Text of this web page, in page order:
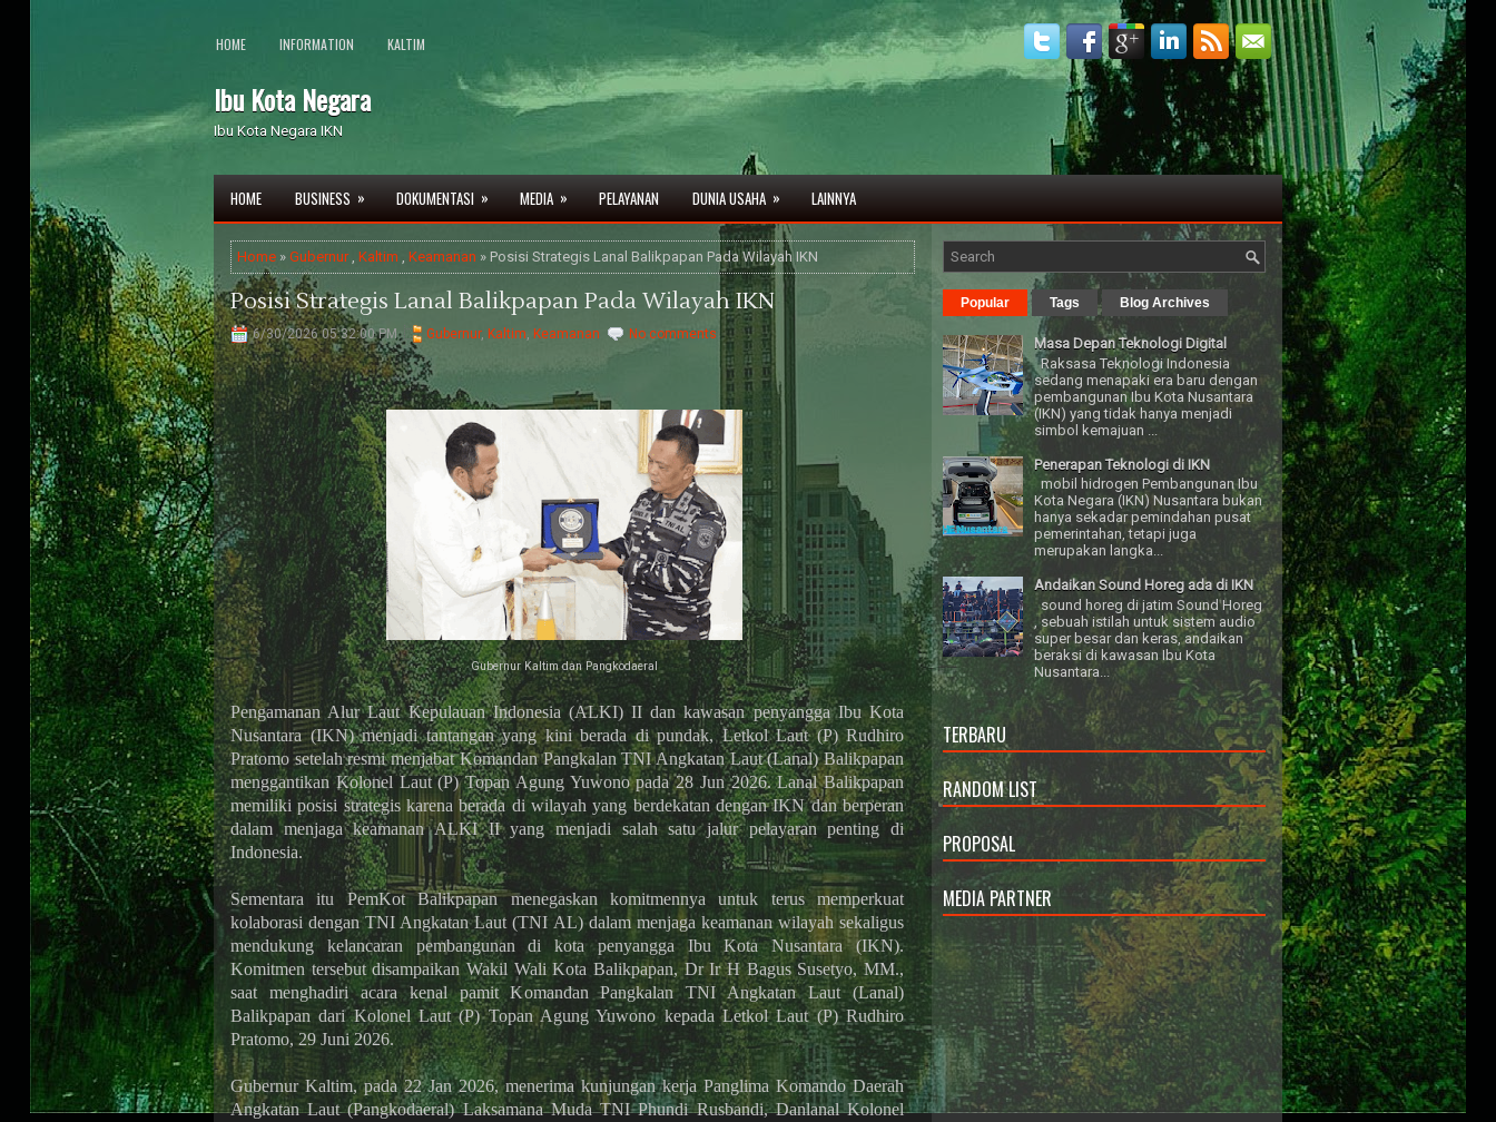
HOME INFORMATION KALTIM
Ibu Kota Negara
Ibu Kota Negara IKN
HOME BUSINESS » DOKUMENTASI » MEDIA » PELAYANAN DUNIA USAHA » LAINNYA
Home » Gubernur, Kaltim , Keamanan » Posisi Strategis Lanal Balikpapan Pada Wilayah IKN
Posisi Strategis Lanal Balikpapan Pada Wilayah IKN
6/30/2026 05:32:00 PM Gubernur, Kaltim, Keamanan No comments
Gubernur Kaltim dan Pangkodaeral
Pengamanan Alur Laut Kepulauan Indonesia (ALKI) II dan kawasan penyangga Ibu Kota
Nusantara (IKN) menjadi tantangan yang kini berada di pundak, Letkol Laut (P) Rudhiro
Pratomo setelah resmi menjabat Komandan Pangkalan TNI Angkatan Laut (Lanal) Balikpapan
menggantikan Kolonel Laut (P) Topan Agung Yuwono pada 28 Jun 2026. Lanal Balikpapan
memiliki posisi strategis karena berada di wilayah yang berdekatan dengan IKN dan berperan
dalam menjaga keamanan ALKI II yang menjadi salah satu jalur pelayaran penting di
Indonesia.
Sementara itu PemKot Balikpapan menegaskan komitmennya untuk terus memperkuat
kolaborasi dengan TNI Angkatan Laut (TNI AL) dalam menjaga keamanan wilayah sekaligus
mendukung kelancaran pembangunan di kota penyangga Ibu Kota Nusantara (IKN).
Komitmen tersebut disampaikan Wakil Wali Kota Balikpapan, Dr Ir H Bagus Susetyo, MM.,
saat menghadiri acara kenal pamit Komandan Pangkalan TNI Angkatan Laut (Lanal)
Balikpapan dari Kolonel Laut (P) Topan Agung Yuwono kepada Letkol Laut (P) Rudhiro
Pratomo, 29 Juni 2026.
Gubernur Kaltim, pada 22 Jan 2026, menerima kunjungan kerja Panglima Komando Daerah
Angkatan Laut (Pangkodaeral) Laksamana Muda TNI Phundi Rusbandi, Danlanal Kolonel
Popular Tags Blog Archives
Masa Depan Teknologi Digital
Raksasa Teknologi Indonesia
sedang menapaki era baru dengan
pembangunan Ibu Kota Nusantara
(IKN) yang tidak hanya menjadi
simbol kemajuan ...
Penerapan Teknologi di IKN
mobil hidrogen Pembangunan Ibu
Kota Negara (IKN) Nusantara bukan
hanya sekadar pemindahan pusat
pemerintahan, tetapi juga
merupakan langka...
Andaikan Sound Horeg ada di IKN
sound horeg di jatim Sound Horeg
, sebuah istilah untuk sistem audio
super besar dan keras, andaikan
beraksi di kawasan Ibu Kota
Nusantara...
TERBARU
RANDOM LIST
PROPOSAL
MEDIA PARTNER